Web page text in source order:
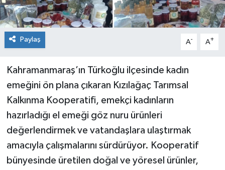
Paylaş A- A+
Kahramanmaraş’ın Türkoğlu ilçesinde kadın
emeğini ön plana çıkaran Kızılağaç Tarımsal
Kalkınma Kooperatifi, emekçi kadınların
hazırladığı el emeği göz nuru ürünleri
değerlendirmek ve vatandaşlara ulaştırmak
amacıyla çalışmalarını sürdürüyor. Kooperatif
bünyesinde üretilen doğal ve yöresel ürünler,